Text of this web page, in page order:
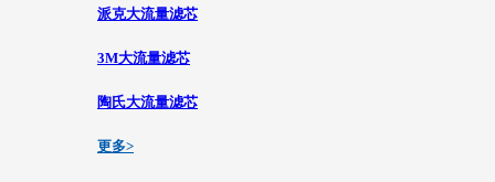
派克大流量滤芯
3M大流量滤芯
陶氏大流量滤芯
更多>